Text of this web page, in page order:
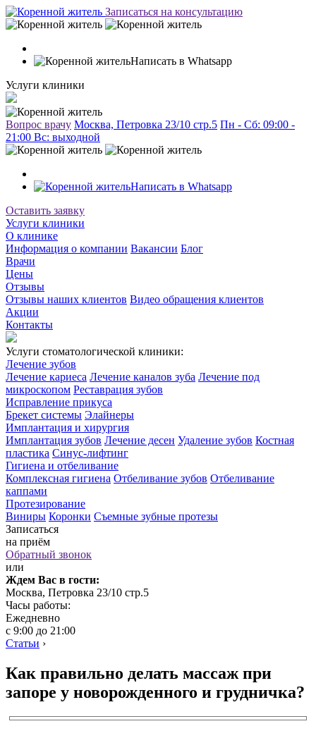
Записаться на консультацию
Написать в Whatsapp
Услуги клиники
Вопрос врачу Москва, Петровка 23/10 стр.5 Пн - Сб: 09:00 -
21:00 Вc: выходной
Написать в Whatsapp
Оставить заявку
Услуги клиники
О клинике
Информация о компании Вакансии Блог
Врачи
Цены
Отзывы
Отзывы наших клиентов Видео обращения клиентов
Акции
Контакты
Услуги стоматологической клиники:
Лечение зубов
Лечение кариеса Лечение каналов зуба Лечение под
микроскопом Реставрация зубов
Исправление прикуса
Брекет системы Элайнеры
Имплантация и хирургия
Имплантация зубов Лечение десен Удаление зубов Костная
пластика Синус-лифтинг
Гигиена и отбеливание
Комплексная гигиена Отбеливание зубов Отбеливание
каппами
Протезирование
Виниры Коронки Съемные зубные протезы
Записаться
на приём
Обратный звонок
или
Ждем Вас в гости:
Москва, Петровка 23/10 стр.5
Часы работы:
Ежедневно
с 9:00 до 21:00
Статьи ›
Как правильно делать массаж при
запоре у новорожденного и грудничка?